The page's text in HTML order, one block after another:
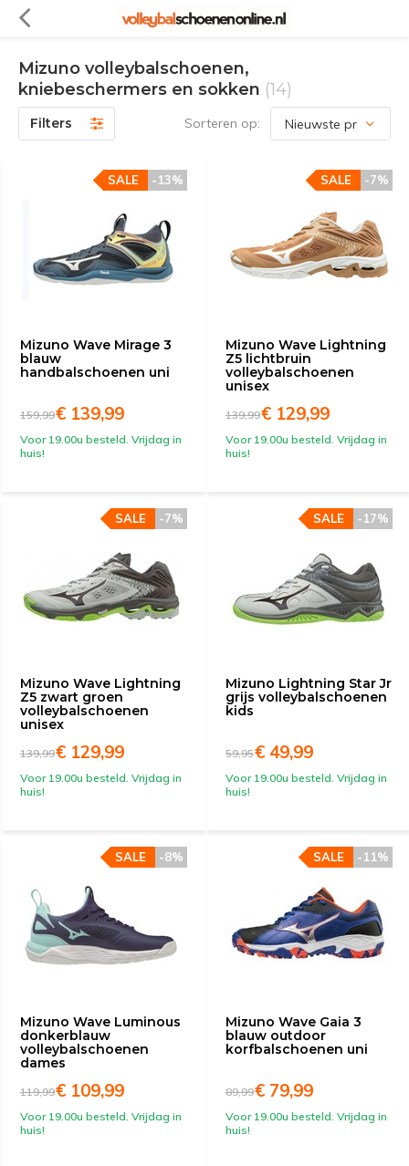
Mizuno volleybalschoenen,
kniebeschermers en sokken (14)
Filters Sorteren op:
Mizuno Wave Mirage 3
blauw
handbalschoenen uni
-13%
SALE
159,99€ 139,99
Voor 19.00u besteld. Vrijdag in
huis!
Mizuno Wave Lightning
Z5 lichtbruin
volleybalschoenen
unisex
-7%
SALE
139,99€ 129,99
Voor 19.00u besteld. Vrijdag in
huis!
Mizuno Wave Lightning
Z5 zwart groen
volleybalschoenen
unisex
-7%
SALE
139,99€ 129,99
Voor 19.00u besteld. Vrijdag in
huis!
Mizuno Lightning Star Jr
grijs volleybalschoenen
kids
-17%
SALE
59,95€ 49,99
Voor 19.00u besteld. Vrijdag in
huis!
Mizuno Wave Luminous
donkerblauw
volleybalschoenen
dames
-8%
SALE
119,99€ 109,99
Voor 19.00u besteld. Vrijdag in
huis!
Mizuno Wave Gaia 3
blauw outdoor
korfbalschoenen uni
-11%
SALE
89,99€ 79,99
Voor 19.00u besteld. Vrijdag in
huis!